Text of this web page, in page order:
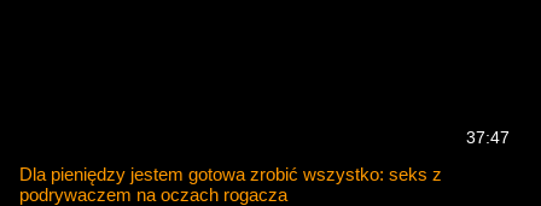
37:47
Dla pieniędzy jestem gotowa zrobić wszystko: seks z
podrywaczem na oczach rogacza